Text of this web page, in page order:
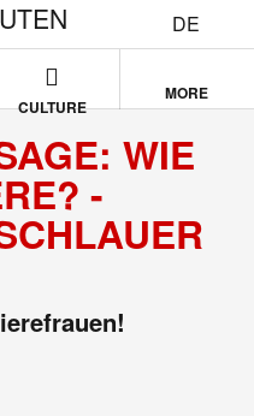
DE
CULTURE
MORE
WIE
-